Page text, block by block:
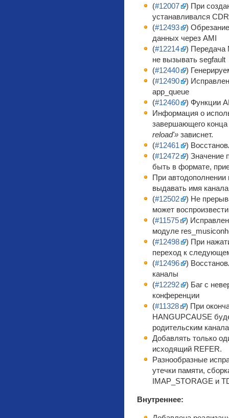
(#12007
) При
устанавливался
(#12493
)
данных через AMI
(#12214
) Передача
не вызывать segfault
(#12440
)
(#12490
)
app_queue
(#12460
) Функции
Информация о
завершающего
reload'» зависнет.
(#12461
)
(#12472
) Значение
быть в формате,
При
выдавать имя
(#12502
) Не
может
(#11575
)
модуле
(#12498
) При
переход к
(#12496
)
каналы
(#12292
) Баг с
конференции
(#11328
) При
HANGUPCAUSE
родительским
Добавлять только
исходящий REFER.
Разнообразные
утечки памяти,
IMAP_STORAGE и
Внутреннее: